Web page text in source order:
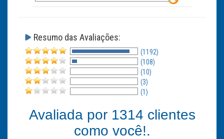
Resumo das Avaliações:
(1192)
(108)
(10)
(3)
(1)
Avaliada por 1314 clientes
como você!.